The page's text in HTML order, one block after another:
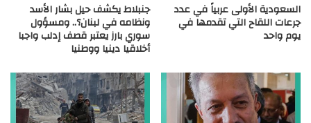
السعودية الأولى عربياً في عدد
جرعات اللقاح التي تقدمها في
يوم واحد
جنبلاط يكشف حيل بشار الأسد
ونظامه في لبنان؟.. ومسؤول
سوري بارز يعتبر قصف إدلب واجبا
أخلاقيا دينيا ووطنيا